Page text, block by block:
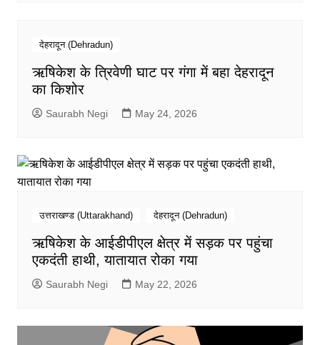
देहरादून (Dehradun)
ऋषिकेश के त्रिवेणी घाट पर गंगा में बहा देहरादून
का किशोर
Saurabh Negi May 24, 2026
उत्तराखण्ड (Uttarakhand) देहरादून (Dehradun)
ऋषिकेश के आईडीपीएल क्षेत्र में सड़क पर पहुंचा
एकदंती हाथी, यातायात रोका गया
Saurabh Negi May 22, 2026